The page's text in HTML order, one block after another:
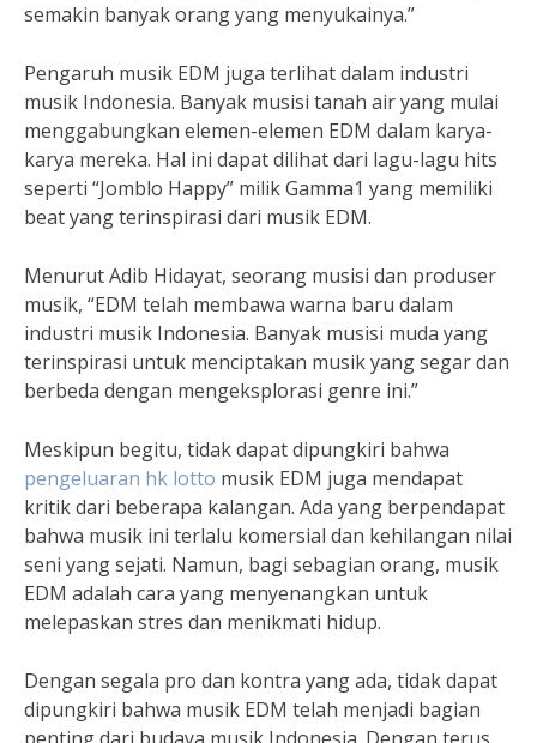
semakin banyak orang yang menyukainya.”
Pengaruh musik EDM juga terlihat dalam industri
musik Indonesia. Banyak musisi tanah air yang mulai
menggabungkan elemen-elemen EDM dalam karya-
karya mereka. Hal ini dapat dilihat dari lagu-lagu hits
seperti “Jomblo Happy” milik Gamma1 yang memiliki
beat yang terinspirasi dari musik EDM.
Menurut Adib Hidayat, seorang musisi dan produser
musik, “EDM telah membawa warna baru dalam
industri musik Indonesia. Banyak musisi muda yang
terinspirasi untuk menciptakan musik yang segar dan
berbeda dengan mengeksplorasi genre ini.”
Meskipun begitu, tidak dapat dipungkiri bahwa
pengeluaran hk lotto musik EDM juga mendapat
kritik dari beberapa kalangan. Ada yang berpendapat
bahwa musik ini terlalu komersial dan kehilangan nilai
seni yang sejati. Namun, bagi sebagian orang, musik
EDM adalah cara yang menyenangkan untuk
melepaskan stres dan menikmati hidup.
Dengan segala pro dan kontra yang ada, tidak dapat
dipungkiri bahwa musik EDM telah menjadi bagian